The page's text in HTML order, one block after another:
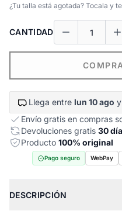
¿Tu talla está agotada? Tocala y
CANTIDAD
Llega entre lun 10 ago y
Envío gratis en compras
Devoluciones gratis 30
Producto 100% original
Pago seguro WebPay
DESCRIPCIÓN